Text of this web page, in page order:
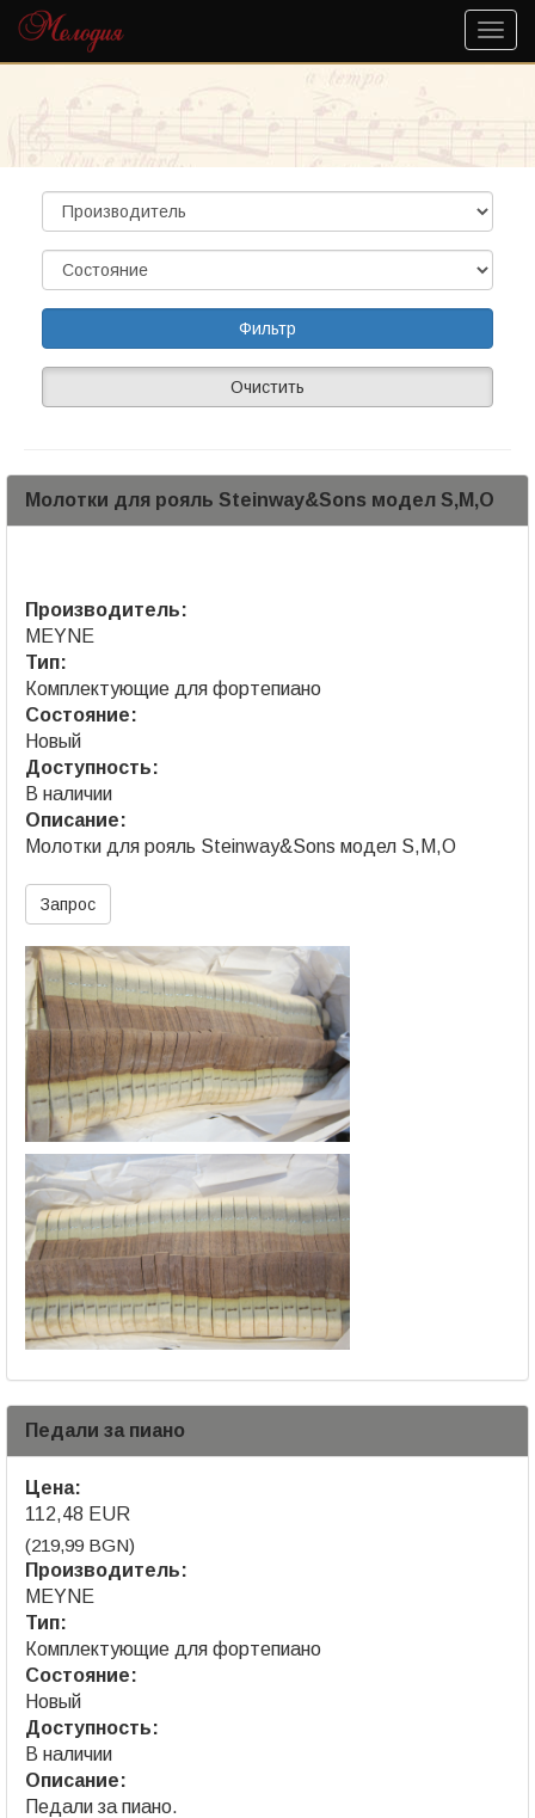
Очистить
Молотки для рояль Steinway&Sons модел S,M,O
Производитель:
MEYNE
Тип:
Комплектующие для фортепиано
Состояние:
Новый
Доступность:
В наличии
Описание:
Молотки для рояль Steinway&Sons модел S,M,O
Запрос
Педали за пиано
Цена:
112,48 EUR
(219,99 BGN)
Производитель:
MEYNE
Тип:
Комплектующие для фортепиано
Состояние:
Новый
Доступность:
В наличии
Описание:
Педали за пиано.